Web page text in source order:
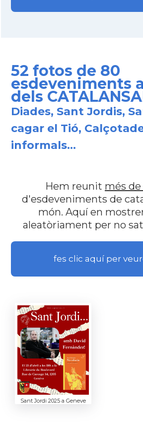
52 fotos de 80
esdeveniments
dels
Diades, Sant Jordis,
cagar el Tió,
informals...
Hem reunit més de
d'esdeveniments de
món. Aquí en
aleatòriament per no
fes clic aquí per
Sant Jordi 2025 a Geneve